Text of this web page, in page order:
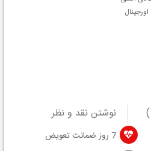
اورجینال
) نوشتن نقد و نظر
7 روز ضمانت تعویض